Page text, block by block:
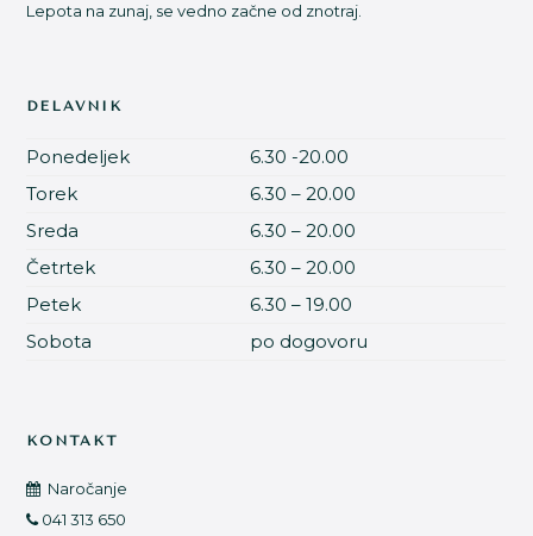
Lepota na zunaj, se vedno začne od znotraj.
DELAVNIK
Ponedeljek
6.30 -20.00
Torek
6.30 – 20.00
Sreda
6.30 – 20.00
Četrtek
6.30 – 20.00
Petek
6.30 – 19.00
Sobota
po dogovoru
KONTAKT
Naročanje
041 313 650